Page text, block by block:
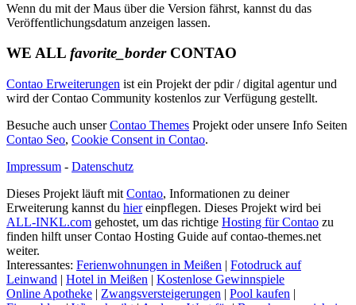
Wenn du mit der Maus über die Version fährst, kannst du das
Veröffentlichungsdatum anzeigen lassen.
WE ALL favorite_borderCONTAO
Contao Erweiterungen ist ein Projekt der pdir / digital agentur und
wird der Contao Community kostenlos zur Verfügung gestellt.
Besuche auch unserContao Themes Projekt oder unsere Info Seiten
Contao Seo, Cookie Consent in Contao.
Impressum - Datenschutz
Dieses Projekt läuft mit Contao, Informationen zu deiner
Erweiterung kannst du hiereinpflegen. Dieses Projekt wird bei
ALL-INKL.com gehostet, um das richtige Hosting für Contao zu
finden hilft unser Contao Hosting Guide auf contao-themes.net
weiter.
Interessantes: Ferienwohnungen in Meißen | Fotodruck auf
Leinwand | Hotel in Meißen | Kostenlose Gewinnspiele
Online Apotheke | Zwangsversteigerungen | Pool kaufen |